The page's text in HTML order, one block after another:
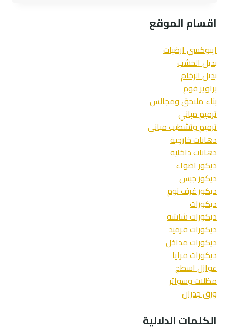
مقاومة
للرطوبة
جدة
اقسام الموقع
ايبوكسي ارضيات
بديل الخشب
بديل الرخام
براويز فوم
بناء ملاحق ومجالس
ترميم مباني
ترميم وتشطيب مباني
دهانات خارجية
دهانات داخليه
ديكور اضواء
ديكور جبس
ديكور غرف نوم
ديكورات
ديكورات شاشه
ديكورات قرميد
ديكورات مداخل
ديكورات مرايا
عوازل اسطح
مظلات وسواتر
ورق جدران
الكلمات الدلالية